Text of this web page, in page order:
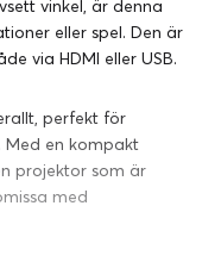
vinkel, är denna
eller spel. Den är
via HDMI eller USB.
perfekt för
Med en kompakt
projektor som är
med